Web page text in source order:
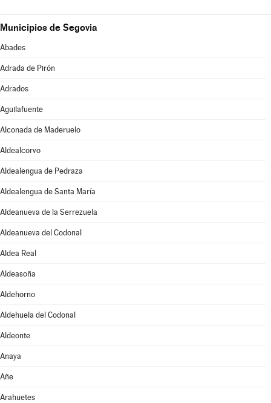
Municipios de Segovia
Abades
Adrada de Pirón
Adrados
Aguilafuente
Alconada de Maderuelo
Aldealcorvo
Aldealengua de Pedraza
Aldealengua de Santa María
Aldeanueva de la Serrezuela
Aldeanueva del Codonal
Aldea Real
Aldeasoña
Aldehorno
Aldehuela del Codonal
Aldeonte
Anaya
Añe
Arahuetes